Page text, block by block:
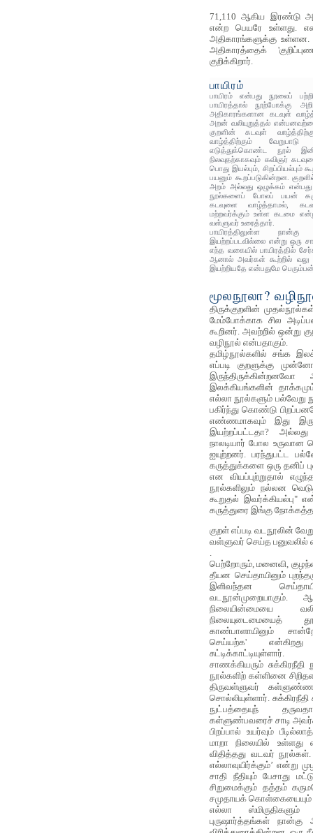
71,110 ஆகிய இரண்டு
என்ற பெயரே உள்ளது.
அதிகாரங்களுக்கு உள்ளன.
அதிகாரத்தைக்
குறிக்கிறார்.
பாயிரம்
பாயிரம் என்பது நூலைப்
பாயிரத்தால் நூற்போக்கு
அதிகாரங்களான கடவுள்
அறன் வலியுறுத்தல்
குறளின் கடவுள்
வாழ்த்திற்கும்
எடுத்துக்கொண்ட நூல்
நிலவுதற்காகவும் கவிஞர்
பொது இயல்பும், சிறப்பியல்பும்
பயனும் கூறப்படுகின்றன.
அறம் அல்லது ஒழுக்கம்
நூல்களைப் போலப் பயன்
கடவுளை வாழ்த்தாமல்,
மற்றவர்க்கும் உள்ள கடமை
வள்ளுவர் உரைத்தார்.
பாயிரத்திலுள்ள நான்கு
இயற்றப்படவில்லை என்று ஒரு
எந்த வகையில் பாயிரத்தில்
ஆனால் அவர்கள் கூற்றில் வலு
இயற்றியதே என்பதுமே
மூலநூலா?
திருக்குறளின்
மேம்போக்காக சில
கூறினர். அவற்றில் ஒன்று
வழிநூல் என்பதாகும்.
தமிழ்நூல்களில் சங்க
எப்படி குறளுக்கு
இலக்கியங்களின் தாக்கமும்
எல்லா நூல்களும் பல்வேறு
பகிர்ந்து கொண்டு
எண்ணமாகவும் இது
இயற்றப்பட்டதா? அல்லது
நாலடியார் போல உருவான
ஐயுற்றனர். பரந்துபட்ட
கருத்துக்களை ஒரு தனிப்
என வியப்புற்றுதால்
நூல்களிலும் நல்லன
கூறுதல் இவர்க்கியல்பு"
கருத்துரை இங்கு
குறள் எப்படி வடநூலின்
வள்ளுவர் செய்த பனுவலில்
பெற்றோரும், மனைவி,
தீயன செய்தாயினும்
இளிவந்தன
வடநூன்முறையாகும்.
நிலையின்மையை
நிலையுடைமையைத்
காண்பாளாயினும்
செய்யற்க'
சுட்டிக்காட்டியுள்ளார்.
சாணக்கியரும்
நூல்களிற் கள்ளினை
திருவள்ளுவர்
சொல்லியுள்ளார்.
நுட்பத்தையுந்
கள்ளுண்பவரைச் சாடி
பிறப்பால் உயர்வும்
மாறா நிலையில் உள்ளது
விதித்தது வடவர்
எல்லாவுயிர்க்கும்’ என்று
சாதி நீதியும் பேசாது
சிறுமைக்கும் தத்தம்
சமுதாயக் கொள்கையையும்
எல்லா
புருஷார்த்தங்கள்